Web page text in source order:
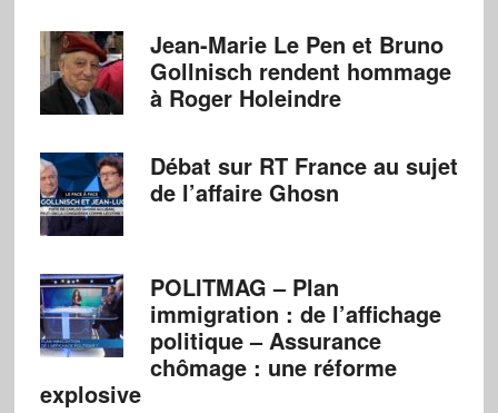
Jean-Marie Le Pen et Bruno
Gollnisch rendent hommage
à Roger Holeindre
Débat sur RT France au sujet
de l’affaire Ghosn
POLITMAG – Plan
immigration : de l’affichage
politique – Assurance
chômage : une réforme
explosive